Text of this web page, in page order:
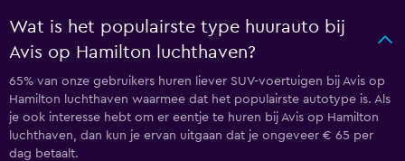
Wat is het populairste type huurauto bij
Avis op Hamilton luchthaven?
65% van onze gebruikers huren liever SUV-voertuigen bij Avis op
Hamilton luchthaven waarmee dat het populairste autotype is. Als
je ook interesse hebt om er eentje te huren bij Avis op Hamilton
luchthaven, dan kun je ervan uitgaan dat je ongeveer € 65 per
dag betaalt.